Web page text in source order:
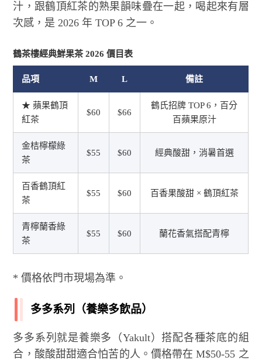
汁，跟鶴頂紅茶的熟果韻味疊在一起，喝起來有層
次感，是 2026 年 TOP 6 之一。
鶴茶樓經典鮮果茶 2026 價目表
品項 M L 備註
★ 蘋果鶴頂
紅茶
$60 $66
鶴氏招牌 TOP 6，百分
百蘋果原汁
金桔檸檬綠
茶
$55 $60 經典酸甜，消暑首選
百香鶴頂紅
茶
$55 $60 百香果酸甜 × 鶴頂紅茶
青檸蘭香綠
茶
$55 $60 蘭花香氣搭配青檸
* 價格依門市現場為準。
多多系列（養樂多飲品）
多多系列就是養樂多（Yakult）搭配各種茶底的組
合，酸酸甜甜適合怕苦的人。價格帶在 M$50-55 之